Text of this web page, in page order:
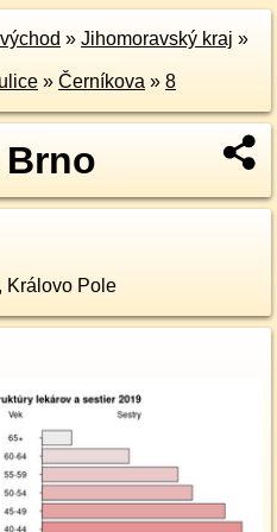
» Jihomoravský kraj »
ulice » Černíkova » 8
Královo Pole